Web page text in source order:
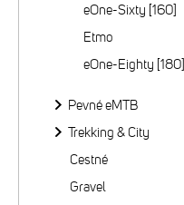
eOne-Sixty [160]
Etmo
eOne-Eighty [180]
Pevné eMTB
Trekking & City
Cestné
Gravel